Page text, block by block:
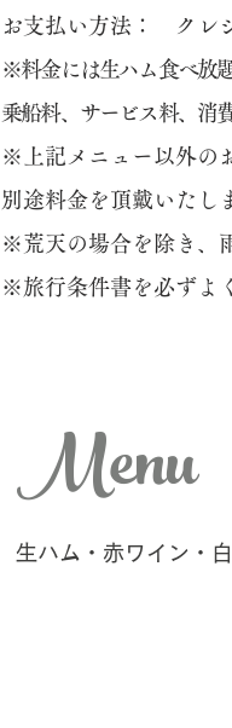
お支払い方法： クレ
※料金には生ハム食べ放
乗船料、サービス料、消
※上記メニュー以外の
別途料金を頂戴いたし
※荒天の場合を除き、
​※旅行条件書を必ずよ
Menu
生ハム・赤ワイン・